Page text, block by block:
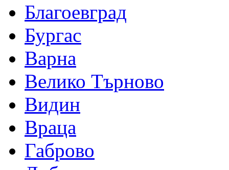
Благоевград
Бургас
Варна
Велико Търново
Видин
Враца
Габрово